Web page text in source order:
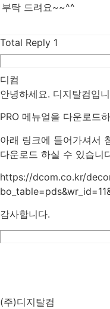
부탁 드려요~~^^
Total Reply 1
디컴
안녕하세요. 디지탈컴입
PRO 메뉴얼을 다운로드
아래 링크에 들어가셔서
다운로드 하실 수 있습니
https://dcom.co.kr/
감사합니다.
(주)디지탈컴